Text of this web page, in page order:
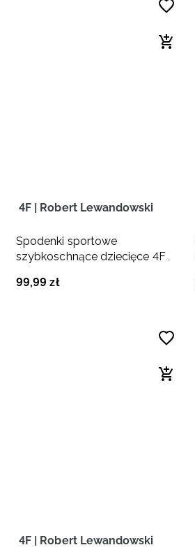
4F | Robert Lewandowski
Spodenki sportowe
szybkoschnące dziecięce 4F
- fioletowe
99,99 zł
4F | Robert Lewandowski